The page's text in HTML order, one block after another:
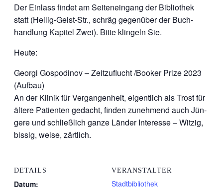
Der Ein­lass fin­det am Sei­ten­ein­gang der Biblio­thek
statt (Hei­lig-Geist-Str., schräg gegen­über der Buch­
hand­lung Kapi­tel Zwei). Bit­te klin­geln Sie.
Heu­te:
Geor­gi Gos­po­di­nov – Zeit­zu­flucht /Booker Pri­ze 2023
(Auf­bau)
An der Kli­nik für Ver­gan­gen­heit, eigent­lich als Trost für
älte­re Pati­en­ten gedacht, fin­den zuneh­mend auch Jün­
ge­re und schließ­lich gan­ze Län­der Inter­es­se – Wit­zig,
bis­sig, wei­se, zärtlich.
DETAILS
Datum:
VERANSTALTER
Stadtbibliothek